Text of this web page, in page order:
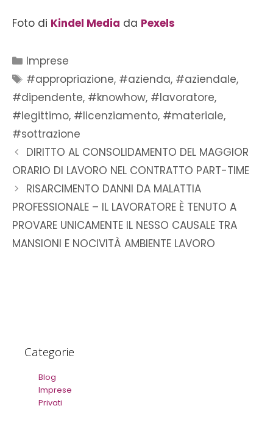
Foto di Kindel Media da Pexels
Imprese
#appropriazione, #azienda, #aziendale,
#dipendente, #knowhow, #lavoratore,
#legittimo, #licenziamento, #materiale,
#sottrazione
DIRITTO AL CONSOLIDAMENTO DEL MAGGIOR
ORARIO DI LAVORO NEL CONTRATTO PART-TIME
RISARCIMENTO DANNI DA MALATTIA
PROFESSIONALE – IL LAVORATORE È TENUTO A
PROVARE UNICAMENTE IL NESSO CAUSALE TRA
MANSIONI E NOCIVITÀ AMBIENTE LAVORO
Categorie
Blog
Imprese
Privati